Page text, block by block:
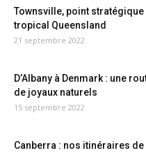
Townsville, point stratégique
tropical Queensland
21 septembre 2022
D’Albany à Denmark : une
de joyaux naturels
15 septembre 2022
Canberra : nos itinéraires